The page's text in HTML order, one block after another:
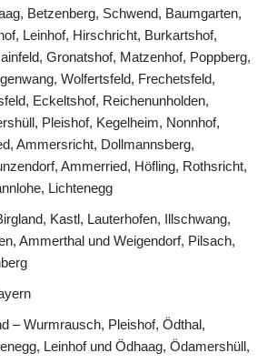
Betzenberg, Schwend, Baumgarten,
Leinhof, Hirschricht, Burkartshof,
Gronatshof, Matzenhof, Poppberg,
Wolfertsfeld, Frechetsfeld,
Eckeltshof, Reichenunholden,
Pleishof, Kegelheim, Nonnhof,
Ammersricht, Dollmannsberg,
Ammerried, Höfling, Rothsricht,
Lichtenegg
Kastl, Lauterhofen, Illschwang,
Ammerthal und Weigendorf, Pilsach,
– Wurmrausch, Pleishof, Ödthal,
Leinhof und Ödhaag, Ödamershüll,